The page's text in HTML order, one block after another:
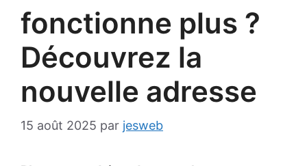
fonctionne plus ?
Découvrez la
nouvelle adresse
15 août 2025 par jesweb